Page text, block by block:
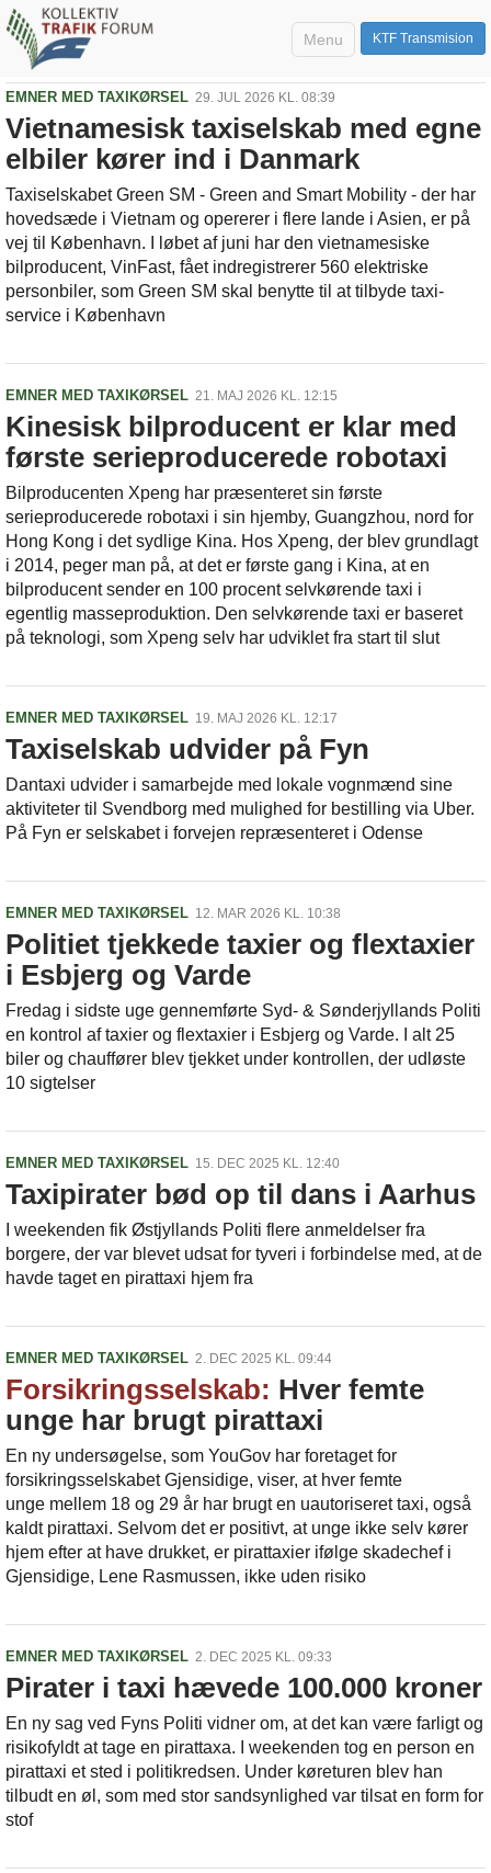
KTF Transmision
Menu
EMNER MED TAXIKØRSEL 29. JUL 2026 KL. 08:39
Vietnamesisk taxiselskab med egne
elbiler kører ind i Danmark
Taxiselskabet Green SM - Green and Smart Mobility - der har
hovedsæde i Vietnam og opererer i flere lande i Asien, er på
vej til København. I løbet af juni har den vietnamesiske
bilproducent, VinFast, fået indregistrerer 560 elektriske
personbiler, som Green SM skal benytte til at tilbyde taxi-
service i København
EMNER MED TAXIKØRSEL 21. MAJ 2026 KL. 12:15
Kinesisk bilproducent er klar med
første serieproducerede robotaxi
Bilproducenten Xpeng har præsenteret sin første
serieproducerede robotaxi i sin hjemby, Guangzhou, nord for
Hong Kong i det sydlige Kina. Hos Xpeng, der blev grundlagt
i 2014, peger man på, at det er første gang i Kina, at en
bilproducent sender en 100 procent selvkørende taxi i
egentlig masseproduktion. Den selvkørende taxi er baseret
på teknologi, som Xpeng selv har udviklet fra start til slut
EMNER MED TAXIKØRSEL 19. MAJ 2026 KL. 12:17
Taxiselskab udvider på Fyn
Dantaxi udvider i samarbejde med lokale vognmænd sine
aktiviteter til Svendborg med mulighed for bestilling via Uber.
På Fyn er selskabet i forvejen repræsenteret i Odense
EMNER MED TAXIKØRSEL 12. MAR 2026 KL. 10:38
Politiet tjekkede taxier og flextaxier
i Esbjerg og Varde
Fredag i sidste uge gennemførte Syd- & Sønderjyllands Politi
en kontrol af taxier og flextaxier i Esbjerg og Varde. I alt 25
biler og chauffører blev tjekket under kontrollen, der udløste
10 sigtelser
EMNER MED TAXIKØRSEL 15. DEC 2025 KL. 12:40
Taxipirater bød op til dans i Aarhus
I weekenden fik Østjyllands Politi flere anmeldelser fra
borgere, der var blevet udsat for tyveri i forbindelse med, at de
havde taget en pirattaxi hjem fra
EMNER MED TAXIKØRSEL 2. DEC 2025 KL. 09:44
Forsikringsselskab: Hver femte
unge har brugt pirattaxi
En ny undersøgelse, som YouGov har foretaget for
forsikringsselskabet Gjensidige, viser, at hver femte
unge mellem 18 og 29 år har brugt en uautoriseret taxi, også
kaldt pirattaxi. Selvom det er positivt, at unge ikke selv kører
hjem efter at have drukket, er pirattaxier ifølge skadechef i
Gjensidige, Lene Rasmussen, ikke uden risiko
EMNER MED TAXIKØRSEL 2. DEC 2025 KL. 09:33
Pirater i taxi hævede 100.000 kroner
En ny sag ved Fyns Politi vidner om, at det kan være farligt og
risikofyldt at tage en pirattaxa. I weekenden tog en person en
pirattaxi et sted i politikredsen. Under køreturen blev han
tilbudt en øl, som med stor sandsynlighed var tilsat en form for
stof